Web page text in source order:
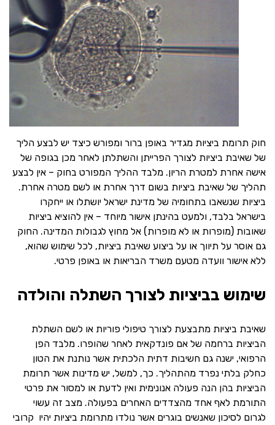
חוק תרומת ביציות מגדיר באופן ברור ומפורש כיצד יש לבצע הליך
של שאיבת ביציות לצורך הפרייתן והשתלתן לאחר מכן בגופה של
אישה אחרת למטרת הריון. מלבד ההליך המפורט בחוק – אין לבצע
תהליך של שאיבת ביציות בשום דרך אחרת או לשם מטרה אחרת.
ביציות שנשאבו בתחומיה של מדינת ישראל יושתלו או ייחקרו
בישראל בלבד, ולמעט בהינתן אישור מיוחד – אין להוציא ביציות
שאובות (מופרות או לא מופרות) אל מחוץ לגבולות המדינה. החוק
גם אוסר על תיווך או על ביצוע שאיבת ביציות, לכל שימוש שהוא,
ללא אישור וועדה מטעם משרד הבריאות או באופן פרטי.
שימוש בביציות לצורך השתלה והולדה
שאיבת ביציות מתבצעת לצורך טיפולי פוריות או לשם השתלת
הביציות ברחמה של אם פונדקאית לאחר שהופרו. מלבד הפן
הרפואי, ישנה גם חשיבות דתית הלכתית אשר נותנת את הטון
כחלק בלתי נפרד מהתהליך. כך, למשל, יש מדינות אשר תרומת
הביציות בהן הנה פעולה אנונימית ואין לדעת או למסור את פרטי
התורמת לאף אחד מהצדדים האחרים בפעולה. מצב זה עשוי
לגרום לסיכון שאנשים בוגרים אשר נולדו מתרומת ביציות יהיו קרובי